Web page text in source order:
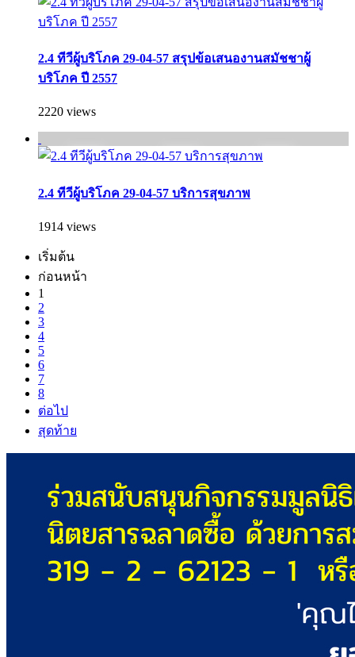
2.4 ทีวีผู้บริโภค 29-04-57 สรุปข้อเสนองานสมัชชาผู้
บริโภค ปี 2557
2220 views
2.4 ทีวีผู้บริโภค 29-04-57 บริการสุขภาพ
1914 views
เริ่มต้น
ก่อนหน้า
1
2
3
4
5
6
7
8
ต่อไป
สุดท้าย